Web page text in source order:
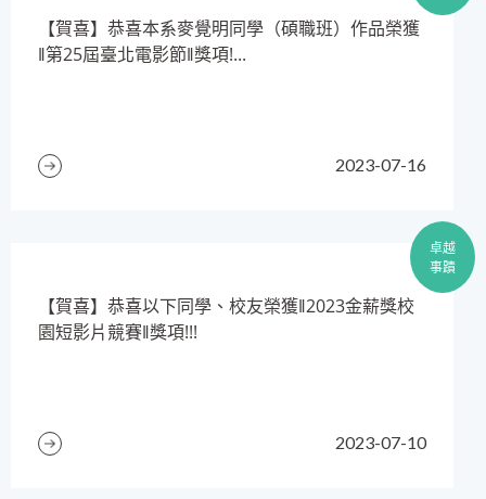
2023-07-16
【賀喜】恭喜本系麥覺明同學（碩職班）作品榮獲
‖第25屆臺北電影節‖獎項!...
卓越
事蹟
2023-07-10
【賀喜】恭喜以下同學、校友榮獲‖2023金薪獎校
園短影片競賽‖獎項!!!